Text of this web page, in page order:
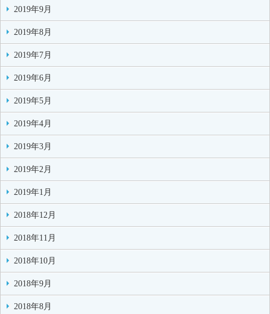
2019年9月
2019年8月
2019年7月
2019年6月
2019年5月
2019年4月
2019年3月
2019年2月
2019年1月
2018年12月
2018年11月
2018年10月
2018年9月
2018年8月